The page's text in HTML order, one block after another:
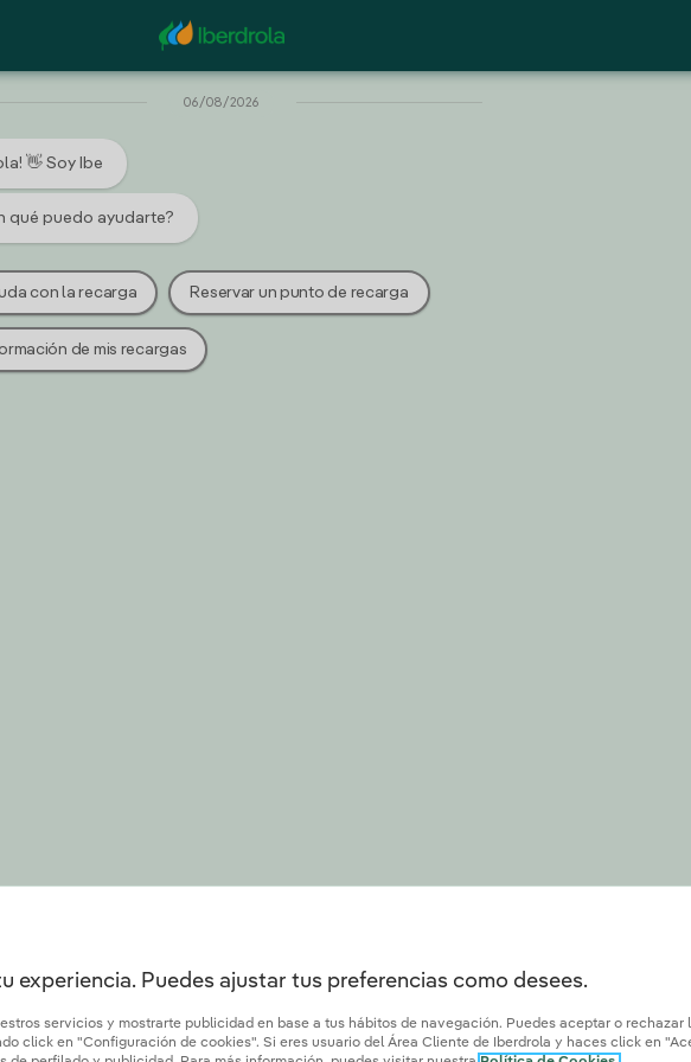
experiencia. Puedes ajustar tus preferencias como desees.
servicios y mostrarte publicidad en base a tus hábitos de navegación. Puedes aceptar o rechazar
click en "Configuración de cookies". Si eres usuario del Área Cliente de Iberdrola y haces click en